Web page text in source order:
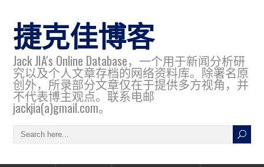
捷克佳博客
Jack JIA's Online Database，一个用于新闻分析研
究以及个人文章存档的网络资料库。除署名原
创外，所录部分文章仅在于提供多方视角，并
不代表博主观点。联系电邮
jackjia(a)gmail.com。